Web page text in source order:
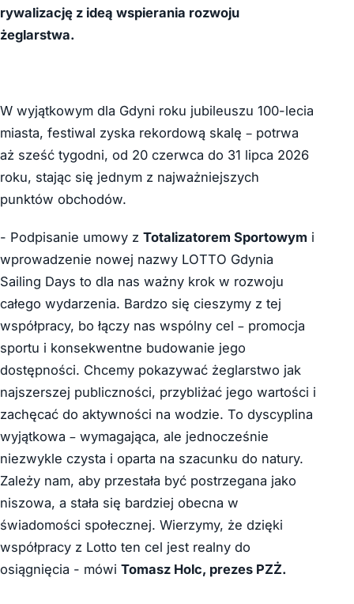
rywalizację z ideą wspierania rozwoju
żeglarstwa.
W wyjątkowym dla Gdyni roku jubileuszu 100-lecia
miasta, festiwal zyska rekordową skalę – potrwa
aż sześć tygodni, od 20 czerwca do 31 lipca 2026
roku, stając się jednym z najważniejszych
punktów obchodów.
- Podpisanie umowy z Totalizatorem Sportowym i
wprowadzenie nowej nazwy LOTTO Gdynia
Sailing Days to dla nas ważny krok w rozwoju
całego wydarzenia. Bardzo się cieszymy z tej
współpracy, bo łączy nas wspólny cel – promocja
sportu i konsekwentne budowanie jego
dostępności. Chcemy pokazywać żeglarstwo jak
najszerszej publiczności, przybliżać jego wartości i
zachęcać do aktywności na wodzie. To dyscyplina
wyjątkowa – wymagająca, ale jednocześnie
niezwykle czysta i oparta na szacunku do natury.
Zależy nam, aby przestała być postrzegana jako
niszowa, a stała się bardziej obecna w
świadomości społecznej. Wierzymy, że dzięki
współpracy z Lotto ten cel jest realny do
osiągnięcia - mówi Tomasz Holc, prezes PZŻ.